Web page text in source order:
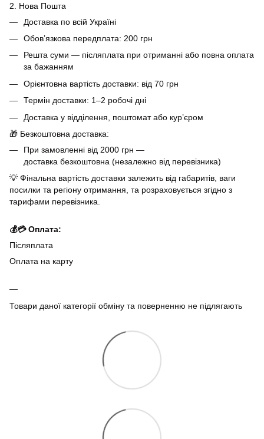
2. Нова Пошта
Доставка по всій Україні
Обов’язкова передплата: 200 грн
Решта суми — післяплата при отриманні або повна оплата
за бажанням
Орієнтовна вартість доставки: від 70 грн
Термін доставки: 1–2 робочі дні
Доставка у відділення, поштомат або кур’єром
🎁 Безкоштовна доставка:
При замовленні від 2000 грн —
доставка безкоштовна (незалежно від перевізника)
💡 Фінальна вартість доставки залежить від габаритів, ваги
посилки та регіону отримання, та розраховується згідно з
тарифами перевізника.
💰💳 Оплата:
Післяплата
Оплата на карту
Товари даної категорії обміну та поверненню не підлягають